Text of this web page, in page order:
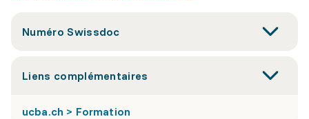
Numéro Swissdoc
Liens complémentaires
ucba.ch > Formation